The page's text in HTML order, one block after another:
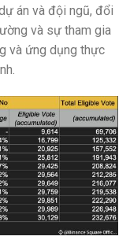
án và đội ngũ, đổi
và sự tham gia
và ứng dụng thực